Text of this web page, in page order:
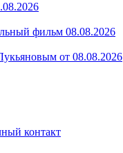
фильм 08.08.2026
от 08.08.2026
контакт